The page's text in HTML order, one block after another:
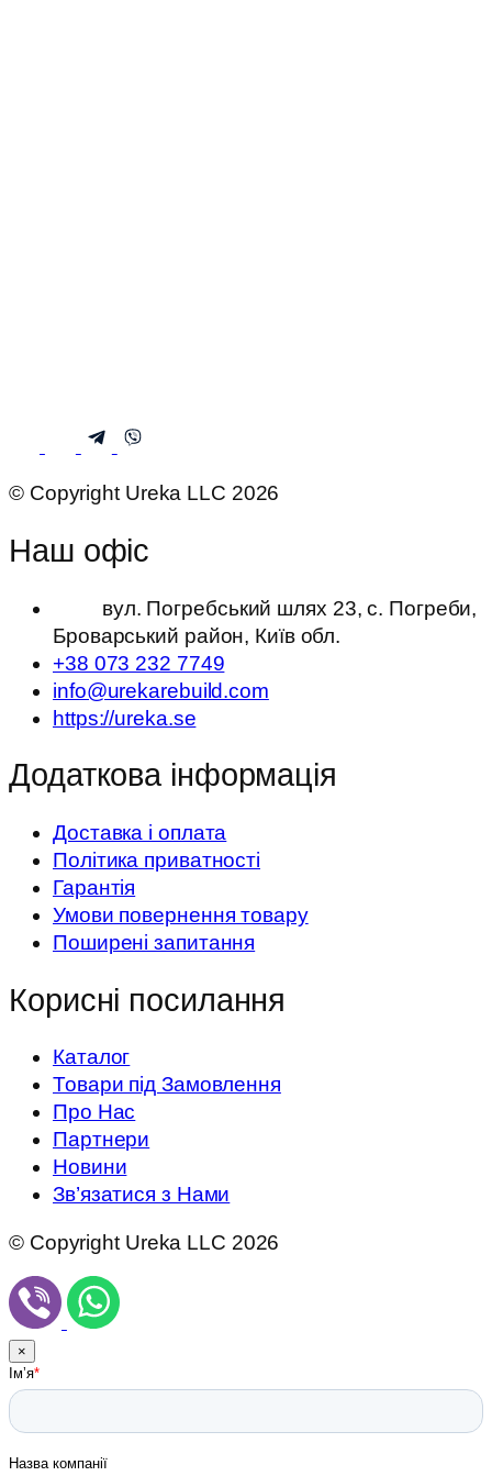
© Copyright Ureka LLC 2026
Наш офіс
вул. Погребський шлях 23, с. Погреби,
Броварський район, Київ обл.
+38 073 232 7749
info@urekarebuild.com
https://ureka.se
Додаткова інформація
Доставка і оплата
Політика приватності
Гарантія
Умови повернення товару
Поширені запитання
Корисні посилання
Каталог
Товари під Замовлення
Про Нас
Партнери
Новини
Зв’язатися з Нами
© Copyright Ureka LLC 2026
×